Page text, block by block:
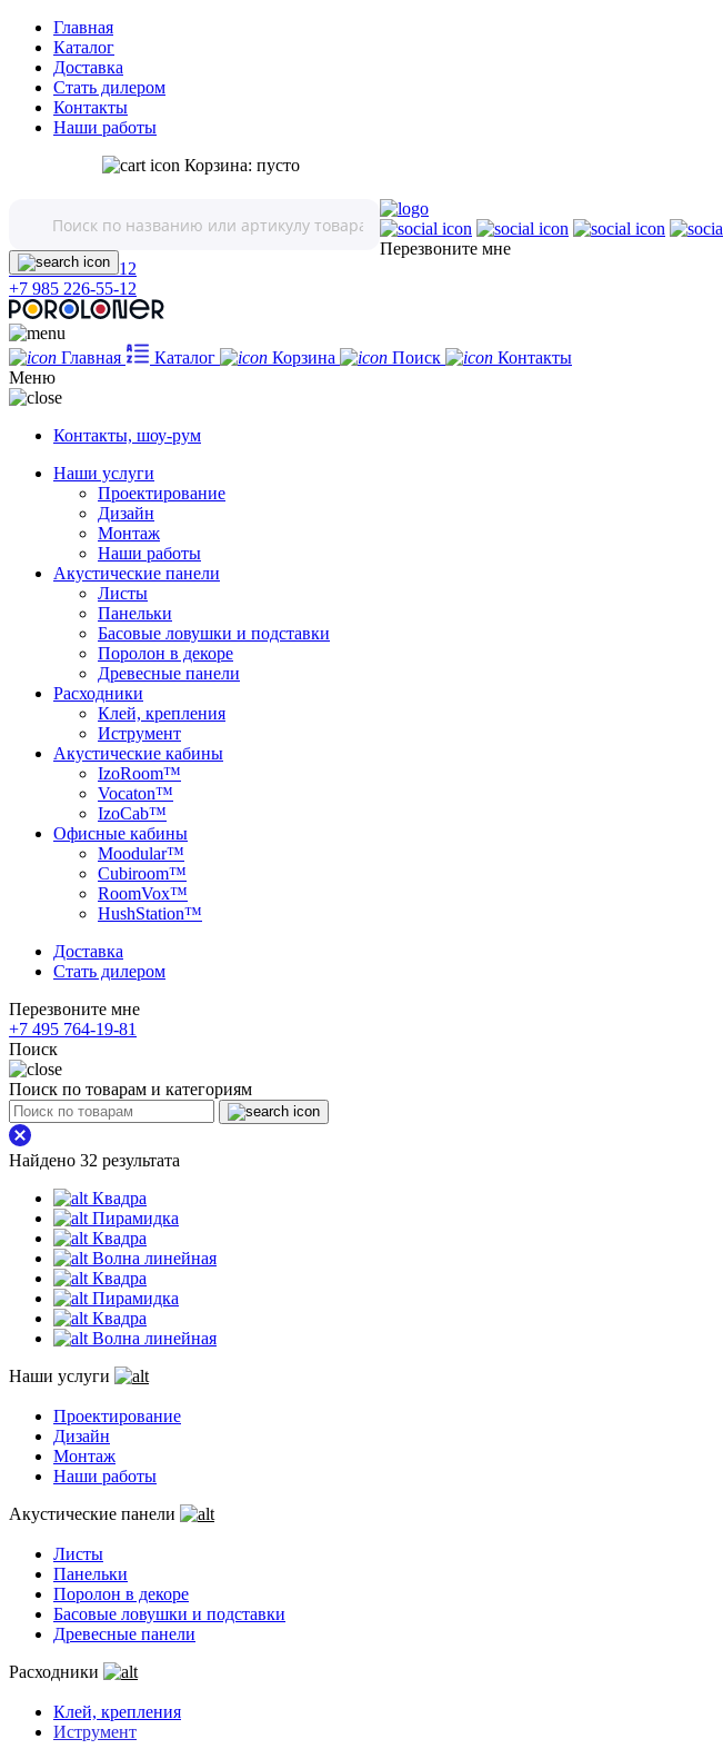
Главная
Каталог
Доставка
Стать дилером
Контакты
Наши работы
Корзина: пусто
Перезвоните мне
+7 495 226-55-12
+7 985 226-55-12
Главная Каталог Корзина Поиск
Контакты
Меню
Контакты, шоу-рум
Наши услуги
Проектирование
Дизайн
Монтаж
Наши работы
Акустические панели
Листы
Панельки
Басовые ловушки и подставки
Поролон в декоре
Древесные панели
Расходники
Клей, крепления
Иструмент
Акустические кабины
IzoRoom™
Vocaton™
IzoCab™
Офисные кабины
Moodular™
Cubiroom™
RoomVox™
HushStation™
Доставка
Стать дилером
Перезвоните мне
+7 495 764-19-81
Поиск
Поиск по товарам и категориям
Найдено 32 результата
Квадра
Пирамидка
Квадра
Волна линейная
Квадра
Пирамидка
Квадра
Волна линейная
Наши услуги
Проектирование
Дизайн
Монтаж
Наши работы
Акустические панели
Листы
Панельки
Поролон в декоре
Басовые ловушки и подставки
Древесные панели
Расходники
Клей, крепления
Иструмент